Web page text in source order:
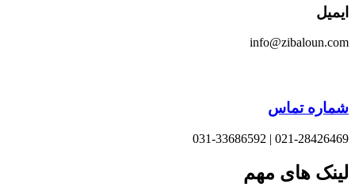
تماس
021-28426469 | 031-
های مهم